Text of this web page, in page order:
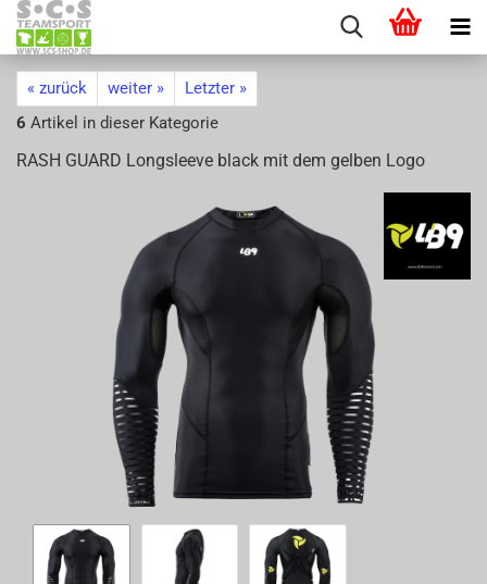
« zurück weiter »
Letzter »
6 Artikel in dieser Kategorie
RASH GUARD Longslee­ve black mit dem gel­ben Logo